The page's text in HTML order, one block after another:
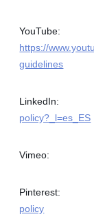
https://
guidelines
policy?_l=es_ES
policy